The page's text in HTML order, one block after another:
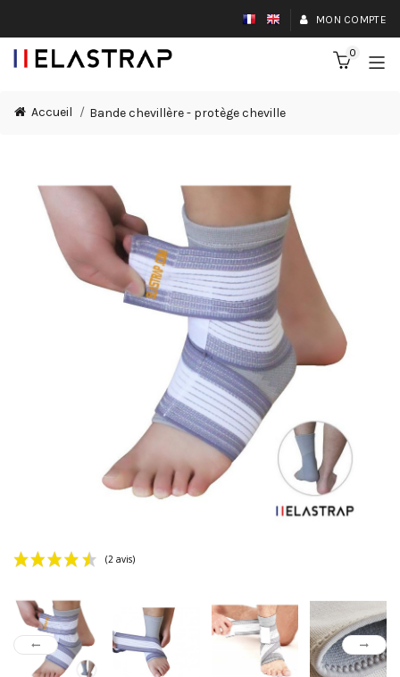
MON COMPTE
0
Accueil Bande chevillère - protège cheville
(2 avis)